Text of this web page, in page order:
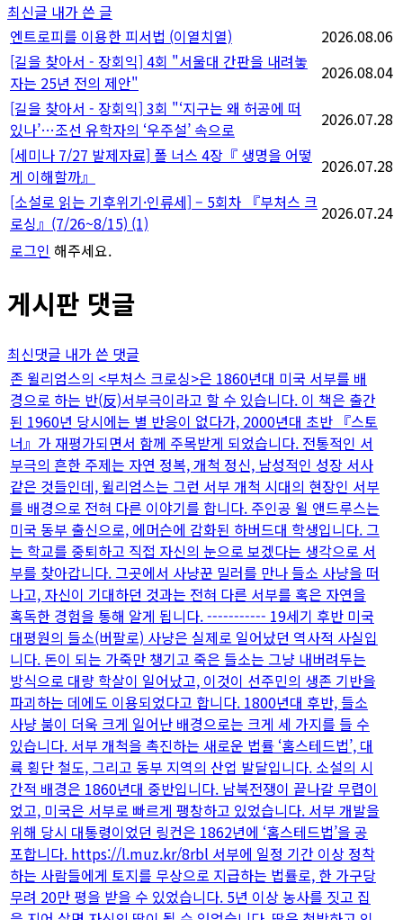
최신글 내가 쓴 글
엔트로피를 이용한 피서법 (이열치열)
2026.08.06
[길을 찾아서 - 장회익] 4회 "서울대 간판을 내려놓
자는 25년 전의 제안"
2026.08.04
[길을 찾아서 - 장회익] 3회 "‘지구는 왜 허공에 떠
있나’…조선 유학자의 ‘우주설’ 속으로
2026.07.28
[세미나 7/27 발제자료] 폴 너스 4장『 생명을 어떻
게 이해할까』
2026.07.28
[소설로 읽는 기후위기·인류세] – 5회차 『부처스 크
로싱』(7/26~8/15) (1)
2026.07.24
로그인 해주세요.
게시판 댓글
최신댓글 내가 쓴 댓글
존 윌리엄스의 <부처스 크로싱>은 1860년대 미국 서부를 배
경으로 하는 반(反)서부극이라고 할 수 있습니다. 이 책은 출간
된 1960년 당시에는 별 반응이 없다가, 2000년대 초반 『스토
너』가 재평가되면서 함께 주목받게 되었습니다. 전통적인 서
부극의 흔한 주제는 자연 정복, 개척 정신, 남성적인 성장 서사
같은 것들인데, 윌리엄스는 그런 서부 개척 시대의 현장인 서부
를 배경으로 전혀 다른 이야기를 합니다. 주인공 윌 앤드루스는
미국 동부 출신으로, 에머슨에 감화된 하버드대 학생입니다. 그
는 학교를 중퇴하고 직접 자신의 눈으로 보겠다는 생각으로 서
부를 찾아갑니다. 그곳에서 사냥꾼 밀러를 만나 들소 사냥을 떠
나고, 자신이 기대하던 것과는 전혀 다른 서부를 혹은 자연을
혹독한 경험을 통해 알게 됩니다. ----------- 19세기 후반 미국
대평원의 들소(버팔로) 사냥은 실제로 일어났던 역사적 사실입
니다. 돈이 되는 가죽만 챙기고 죽은 들소는 그냥 내버려두는
방식으로 대량 학살이 일어났고, 이것이 선주민의 생존 기반을
파괴하는 데에도 이용되었다고 합니다. 1800년대 후반, 들소
사냥 붐이 더욱 크게 일어난 배경으로는 크게 세 가지를 들 수
있습니다. 서부 개척을 촉진하는 새로운 법률 ‘홈스테드법’, 대
륙 횡단 철도, 그리고 동부 지역의 산업 발달입니다. 소설의 시
간적 배경은 1860년대 중반입니다. 남북전쟁이 끝나갈 무렵이
었고, 미국은 서부로 빠르게 팽창하고 있었습니다. 서부 개발을
위해 당시 대통령이었던 링컨은 1862년에 ‘홈스테드법’을 공
포합니다. https://l.muz.kr/8rbl 서부에 일정 기간 이상 정착
하는 사람들에게 토지를 무상으로 지급하는 법률로, 한 가구당
무려 20만 평을 받을 수 있었습니다. 5년 이상 농사를 짓고 집